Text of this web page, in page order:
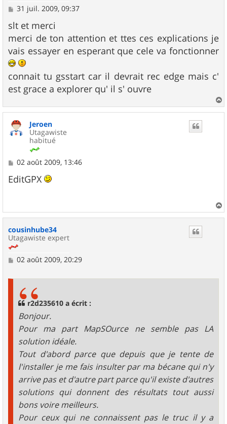
M
s
s
a
g
e
31 juil. 2009, 09:37
slt et merci
merci de ton attention et ttes ces explications je
vais essayer en esperant que cele va fonctionner
connait tu gsstart car il devrait rec edge mais c'
est grace a explorer qu' il s' ouvre
a
Jeroen
Utagawiste
habitué
M
s
s
e
02 août 2009, 13:46
EditGPX
a
cousinhube34
Utagawiste expert
M
02 août 2009, 20:29
r2d235610 a écrit :
Bonjour.
Pour ma part MapSOurce ne semble pas LA
solution idéale.
Tout d'abord parce que depuis que je tente de
l'installer je me fais insulter par ma bécane qui n'y
arrive pas et d'autre part parce qu'il existe d'autres
solutions qui donnent des résultats tout aussi
bons voire meilleurs.
Pour ceux qui ne connaissent pas le truc il y a